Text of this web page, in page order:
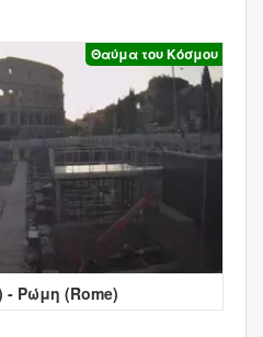
Θαύμα του Κόσμου
Ρώμη (Rome)